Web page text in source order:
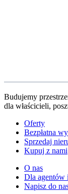
Budujemy
dla właścicieli,
Oferty
Bezpłatna
Sprzedaj
Kupuj z nami
O nas
Dla agentów
Napisz do